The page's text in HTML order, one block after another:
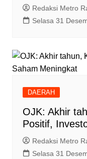
Redaksi Metro
Selasa 31
DAERAH
OJK: Akhir
Positif,
Redaksi Metro
Selasa 31